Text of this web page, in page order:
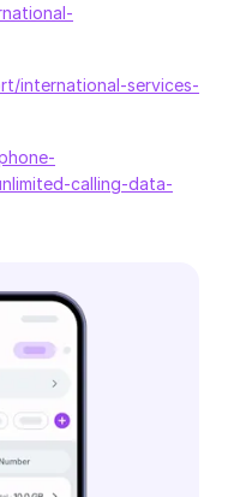
international-services-
calling-data-